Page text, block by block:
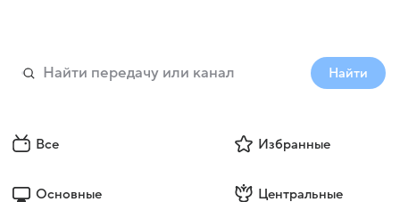
Найти
Все Избранные
Основные Центральные